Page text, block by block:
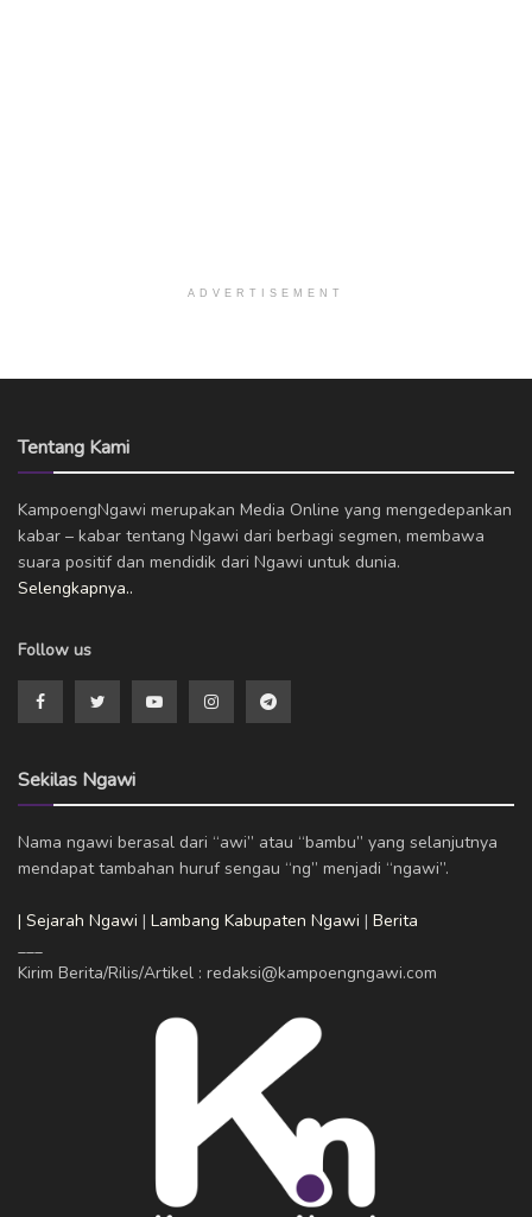
ADVERTISEMENT
Tentang Kami
KampoengNgawi merupakan Media Online yang mengedepankan
kabar – kabar tentang Ngawi dari berbagi segmen, membawa
suara positif dan mendidik dari Ngawi untuk dunia.
Selengkapnya..
Follow us
Sekilas Ngawi
Nama ngawi berasal dari “awi” atau “bambu” yang selanjutnya
mendapat tambahan huruf sengau “ng” menjadi “ngawi”.
| Sejarah Ngawi | Lambang Kabupaten Ngawi | Berita
___
Kirim Berita/Rilis/Artikel : redaksi@kampoengngawi.com